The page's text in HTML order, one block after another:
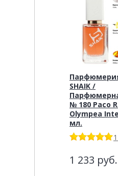
SHAIK /
№ 180 Paco
Olympea
мл.
1 233 руб.